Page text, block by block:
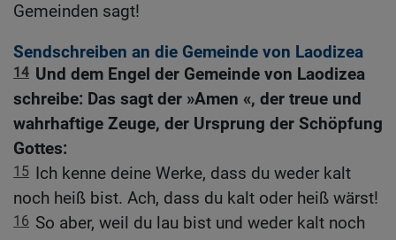
Gemeinden sagt!
Sendschreiben an die Gemeinde von Laodizea
14 Und dem Engel der Gemeinde von Laodizea
schreibe: Das sagt der »Amen «, der treue und
wahrhaftige Zeuge, der Ursprung der Schöpfung
Gottes:
15 Ich kenne deine Werke, dass du weder kalt
noch heiß bist. Ach, dass du kalt oder heiß wärst!
16 So aber, weil du lau bist und weder kalt noch